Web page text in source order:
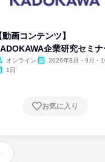
動画コンテンツ】
企業研究セミナ
オンライン
2026年8月・9月・
1日
お気に入り